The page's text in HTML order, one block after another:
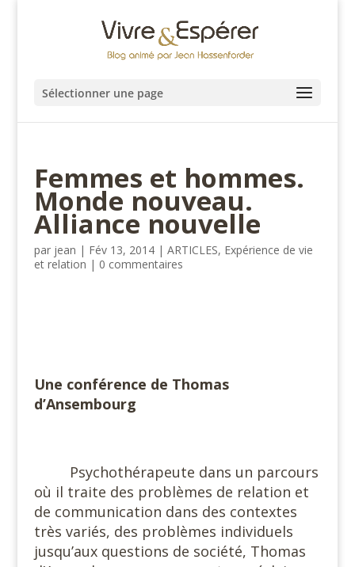
Sélectionner une page
Femmes et hommes.
Monde nouveau.
Alliance nouvelle
par jean | Fév 13, 2014| ARTICLES, Expérience de vie
et relation | 0 commentaires
Une conférence de Thomas
d’Ansembourg
Psychothérapeute dans un parcours
où il traite des problèmes de relation et
de communication dans des contextes
très variés, des problèmes individuels
jusqu’aux questions de société, Thomas